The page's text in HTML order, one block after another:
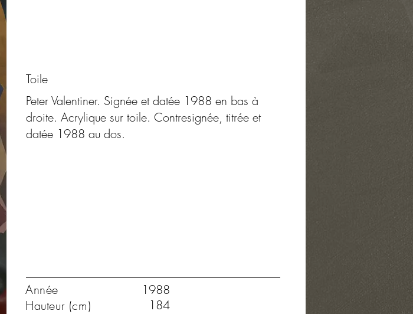
Toile
Peter Valentiner. Signée et datée 1988 en bas à
droite. Acrylique sur toile. Contresignée, titrée et
datée 1988 au dos.
Année
1988
Hauteur (cm)
184